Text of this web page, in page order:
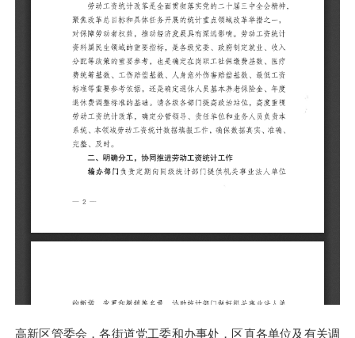
高新区管委会，各街道党工委和办事处，区直各单位及有关调